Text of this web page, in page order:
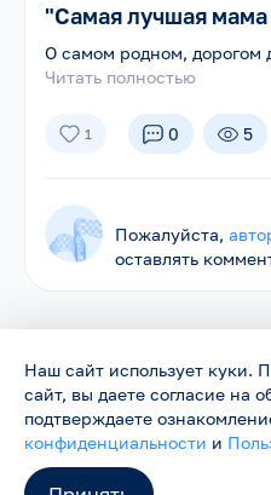
"Самая лучшая
О самом родном, дорогом
Читать полностью
1 0 5
Пожалуйста,
оставлять
Родники ©2026
Нас
Сайт работает в тестовом
Пожелания и замечания
support@rodniki.com.ru
Наш сайт использует куки.
сайт, вы даете согласие на
подтверждаете
конфиденциальности и